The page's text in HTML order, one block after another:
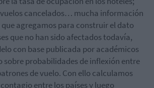
cancelados… mucha información
agregamos para construir el dato
que no han sido afectados todavía,
con base publicada por académicos
sobre probabilidades de inflexión entre
de vuelo. Con ello calculamos
entre los países y luego